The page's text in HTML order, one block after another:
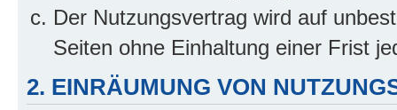
Der Nutzungsvertrag wird auf
Seiten ohne Einhaltung einer Frist
2. EINRÄUMUNG VON